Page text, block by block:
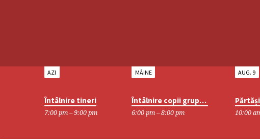
AZI
Întâlnire tineri
7:00 pm – 9:00 pm
MÂINE
Întâlnire copii grupa mare
6:00 pm – 8:00 pm
AUG. 9
10:00